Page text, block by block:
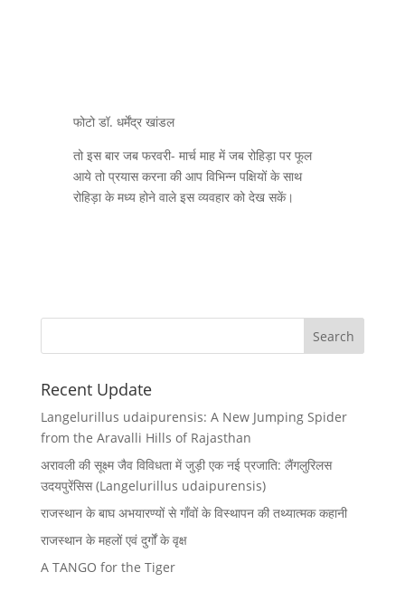
फोटो डॉ. धर्मेंद्र खांडल
तो इस बार जब फरवरी- मार्च माह में जब रोहिड़ा पर फूल
आये तो प्रयास करना की आप विभिन्न पक्षियों के साथ
रोहिड़ा के मध्य होने वाले इस व्यवहार को देख सकें।
Recent Update
Langelurillus udaipurensis: A New Jumping Spider
from the Aravalli Hills of Rajasthan
अरावली की सूक्ष्म जैव विविधता में जुड़ी एक नई प्रजाति: लैंगलुरिलस
उदयपुरेंसिस (Langelurillus udaipurensis)
राजस्थान के बाघ अभयारण्यों से गाँवों के विस्थापन की तथ्यात्मक कहानी
राजस्थान के महलों एवं दुर्गों के वृक्ष
A TANGO for the Tiger